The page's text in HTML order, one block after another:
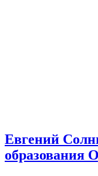
Евгений
образования